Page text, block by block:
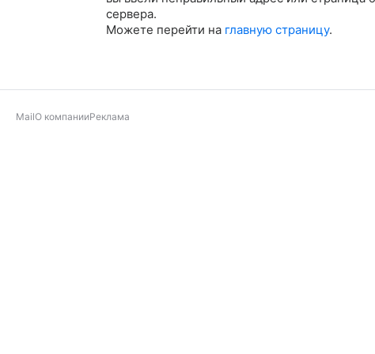
сервера.
Можете перейти на главную страницу.
MailО компанииРеклама